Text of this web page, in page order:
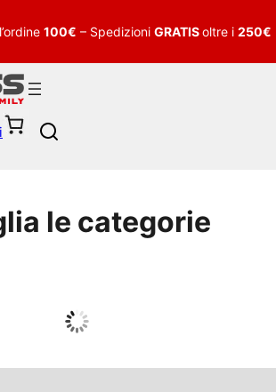
100€ – Spedizioni GRATISoltre i 250€
h
le categorie
Guarda tutto